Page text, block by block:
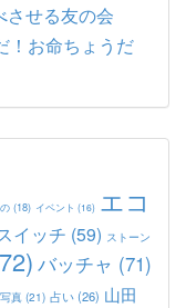
せる友の会
お命ちょうだ
(18) イベント (16) エコ
イッチ (59) ストーン
バッチャ (71)
写真 (21) 占い(26) 山田